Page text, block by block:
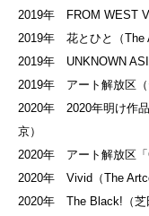
2019年 FROM WEST
2019年 花とひと（The
2019年 UNKNOWN
2019年 アート解放区（
2020年 2020年明け作
京）
2020年 アート解放区「
2020年 Vivid（The
2020年 The Black!（芝